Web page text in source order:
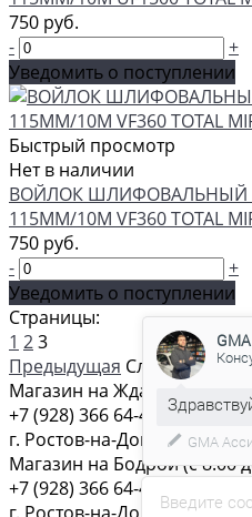
750 руб.
-
+
Уведомить о поступлении
Быстрый просмотр
Нет в наличии
ВОЙЛОК ШЛИФОВАЛЬНЫЙ
115ММ/10М VF360 TOTAL
750 руб.
-
+
Уведомить о поступлении
Страницы:
1 23
Предыдущая Следующая
Магазин на Жданова (c 8:00
+7 (928) 366 64-44
г. Ростов-на-Дону, ул.
Магазин на Бодрой (c 8:00
+7 (928) 366 64-44
Введите
GMA
С
выборе